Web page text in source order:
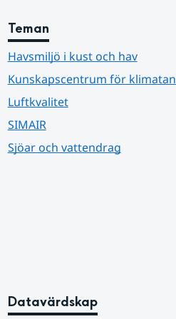
Teman
Havsmiljö i kust och hav
Kunskapscentrum för
Luftkvalitet
SIMAIR
Sjöar och vattendrag
Datavärdskap